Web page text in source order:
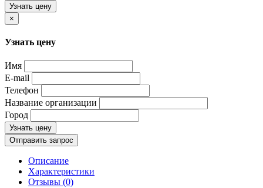
Узнать цену
×
Узнать цену
Имя
E-mail
Телефон
Название организации
Город
Узнать цену
Отправить запрос
Описание
Характеристики
Отзывы (0)